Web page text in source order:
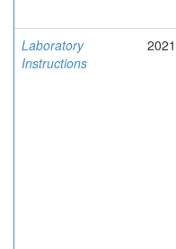
Laboratory
Instructions
2021